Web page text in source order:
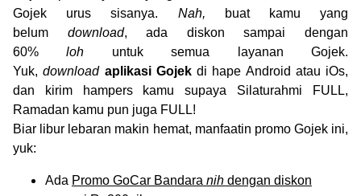
Gojek urus sisanya. Nah,
buat kamu yang
belum download, ada diskon sampai dengan
60%loh untuk semua layanan Gojek.
Yuk,download aplikasi Gojekdi hape Android atau iOs,
dan kirim hampers kamu supaya Silaturahmi FULL,
Ramadan kamu pun juga FULL!
Biar libur lebaran makin hemat, manfaatin promo Gojek ini,
yuk:
Ada Promo GoCar Bandara nih dengan diskon